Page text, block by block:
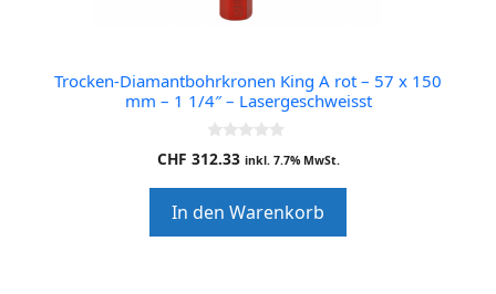
Trocken-Diamantbohrkronen King A rot – 57 x 150
mm – 1 1/4″ – Lasergeschweisst
0
o
o
f
5
CHF 312.33 inkl. 7.7% MwSt.
In den Warenkorb